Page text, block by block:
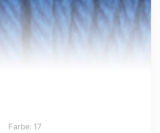
Farbe: 17